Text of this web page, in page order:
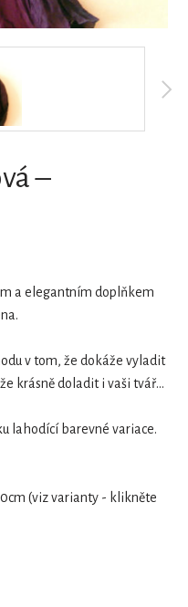
–
a elegantním doplňkem
v tom, že dokáže vyladit
krásně doladit i vaši tvář...
lahodící barevné variace.
(viz varianty - klikněte